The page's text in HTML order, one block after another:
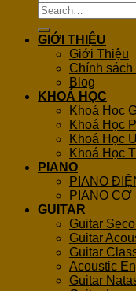
Search
for:
GIỚI THIỆU
Giới Thiệu
Chính sách
Blog
KHOÁ HỌC
Khoá Học
Khoá Học
Khoá Học
Khoá Học
PIANO
PIANO
PIANO CƠ
GUITAR
Guitar
Guitar
Guitar
Acoustic
Guitar